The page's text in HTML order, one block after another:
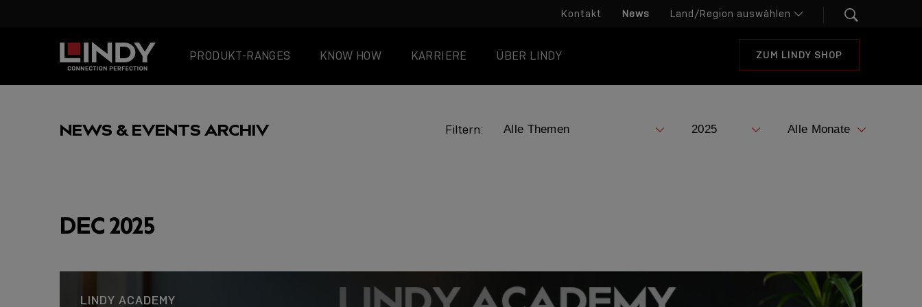
Kontakt News
PRODUKT-RANGES KNOW HOW KARRIERE ÜBER LINDY ZUM LINDY SHOP
NEWS & EVENTS ARCHIV Filtern:
AUSGEWÄHLT
USB C LINDY ACADEMY
DEC 2025
LINDY ACADEMY